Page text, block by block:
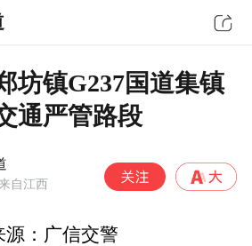
坊镇G237国道集镇
通严管路段
来自江西
源：广信交警